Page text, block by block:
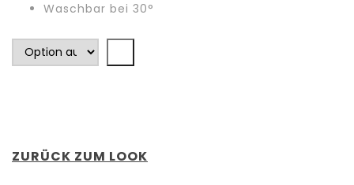
Waschbar bei 30°
ZURÜCK ZUM LOOK